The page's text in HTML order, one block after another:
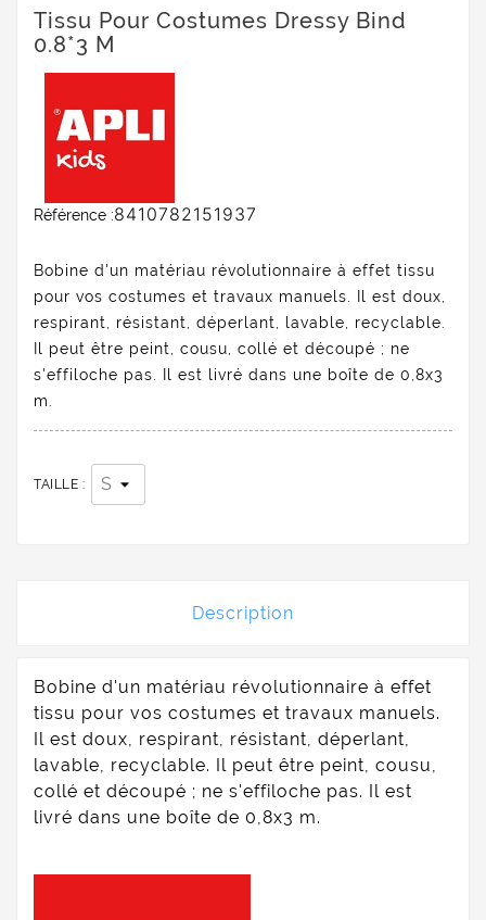
Tissu Pour Costumes Dressy Bind
0.8*3 M
Référence :8410782151937
Bobine d'un matériau révolutionnaire à effet tissu
pour vos costumes et travaux manuels. Il est doux,
respirant, résistant, déperlant, lavable, recyclable.
Il peut être peint, cousu, collé et découpé ; ne
s'effiloche pas. Il est livré dans une boîte de 0,8x3
m.
TAILLE :
Description
Bobine d'un matériau révolutionnaire à effet
tissu pour vos costumes et travaux manuels.
Il est doux, respirant, résistant, déperlant,
lavable, recyclable. Il peut être peint, cousu,
collé et découpé ; ne s'effiloche pas. Il est
livré dans une boîte de 0,8x3 m.